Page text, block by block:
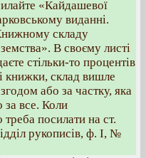
«Кайдашевої
виданні.
складу
В своєму листі
стільки-то процентів
книжки, склад вишле
або за частку, яка
за все. Коли
посилати на ст.
рукописів, ф. І, №